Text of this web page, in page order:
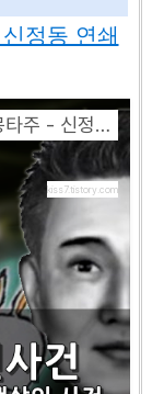
정동 연쇄
엽기토끼 살인 사건 몽타주 - 신정동 연쇄폭행살인 사건
kiss7.tistory.com